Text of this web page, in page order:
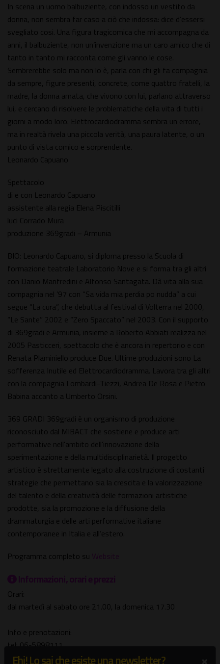
In scena un uomo balbuziente, con indosso un vestito da
donna, non sembra far caso a ciò che indossa: dice d’essersi
svegliato cosi. Una figura tragicomica che mi accompagna da
anni, il balbuziente, non un’invenzione ma un caro amico che di
tanto in tanto mi racconta come gli vanno le cose.
Sembrerebbe solo ma non lo è, parla con chi gli fa compagnia
da sempre, figure presenti, concrete, come quattro fratelli, la
madre, la donna amata, che vivono con lui, parlano attraverso
lui, e cercano di risolvere le problematiche della vita di tutti i
giorni a modo loro. Elettrocardiodramma sembra un errore,
ma in realtà rivela una piccola verità, una paura latente, o un
punto di vista comico e sorprendente.
Leonardo Capuano
Spettacolo
di e con Leonardo Capuano
assistente alla regia Elena Piscitilli
luci Corrado Mura
produzione 369gradi – Armunia
BIO: Leonardo Capuano, si diploma presso la Scuola di
formazione teatrale Laboratorio Nove e si forma tra gli altri
con Danio Manfredini e Alfonso Santagata. Dà vita alla sua
compagnia nel ’97 con “Sa vida mia perdia po nudda” a cui
segue “La cura”, che debutta al festival di Volterra nel 2000,
“Le Sante” 2002 e “Zero Spaccato” nel 2003. Con il supporto
di 369gradi e Armunia, insieme a Roberto Abbiati realizza nel
2005 Pasticceri, spettacolo che è ancora in repertorio e con
Renata Plaminiello produce Due. Ultime produzioni sono La
sofferenza Inutile ed Elettrocardiodramma. Lavora tra gli altri
con la compagnia Lombardi-Tiezzi, Andrea De Rosa e Pietro
Babina accanto a Umberto Orsini.
369 GRADI 369gradi è un organismo di produzione
riconosciuto dal MIBACT che sostiene e produce arti
performative nell'ambito dell'innovazione della
sperimentazione e della multidisciplinarietà. Il progetto
artistico è strettamente legato alla costruzione di costanti
strategie che permettano sia la crescita e la valorizzazione
del talento e della creatività delle formazioni artistiche
prodotte, sia la promozione e la diffusione della
drammaturgia e delle arti performative italiane
contemporanee in Italia e all’estero.
Programma completo su Website
Informazioni, orari e prezzi
Orari:
dal martedì al sabato ore 21.00, la domenica 17.30
Info e prenotazioni:
tel: 06-5898111
Ehi! Lo sai che esiste una newsletter?